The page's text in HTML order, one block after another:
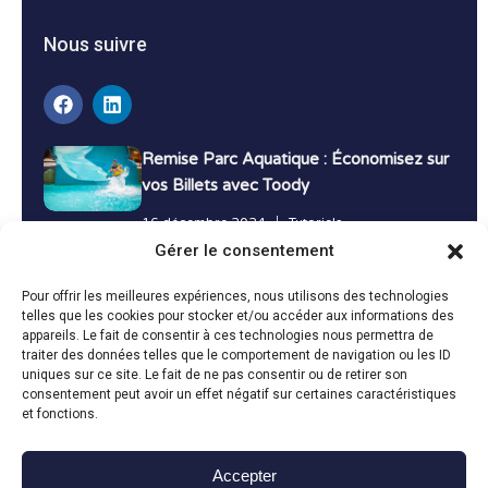
Gérer le consentement
Pour offrir les meilleures expériences, nous utilisons des technologies
telles que les cookies pour stocker et/ou accéder aux informations des
appareils. Le fait de consentir à ces technologies nous permettra de
traiter des données telles que le comportement de navigation ou les ID
uniques sur ce site. Le fait de ne pas consentir ou de retirer son
consentement peut avoir un effet négatif sur certaines caractéristiques
et fonctions.
Accepter
17.00 €
Vallée des Singes – E-Ticket-Adulte (à
partir de 13 ans)
Site unique en France, situé à 30 mn au sud de
Poitiers. 20 ans de Nature : 34 espèces de...
20 %
Avec Toody